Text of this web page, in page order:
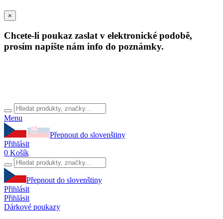
×
Chcete-li poukaz zaslat v elektronické podobě,
prosím napište nám info do poznámky.
Menu
Přepnout do slovenštiny
Přihlásit
0 Košík
Přepnout do slovenštiny
Přihlásit
Přihlásit
Dárkové poukazy